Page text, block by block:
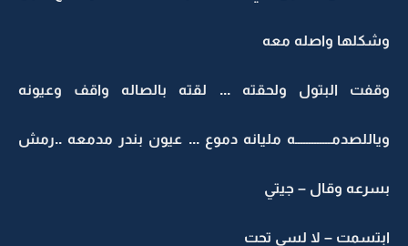
وشكلها واصله معه
وقفت البتول ولحقته ... لقته بالصاله واقف وعيونه
وياللصدمـــــــــــــه مليانه دموع ... عيون بندر مدمعه ..رمش
بسرعه وقال – جيتي
ابتسمت – لا لسى تحت